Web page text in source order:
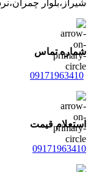
شیراز،بلوار
شماره تماس
09171963410
استعلام قیمت
09171963410